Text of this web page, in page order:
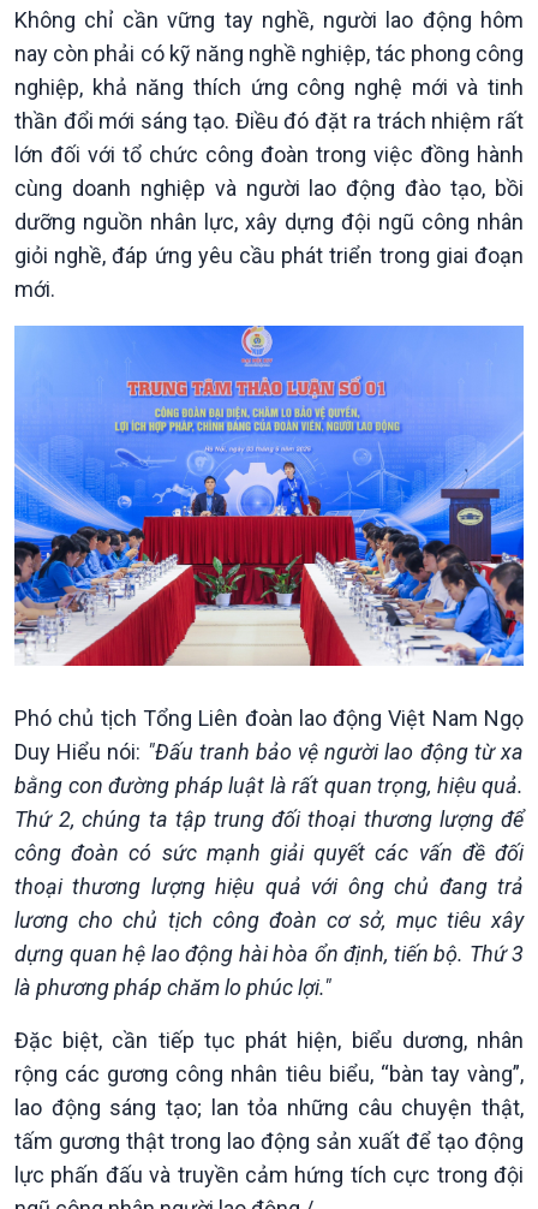
Podcast
Góc nhìn VOV1
Bình luận
10 phút Sự kiện - Luận bàn
Câu chuyện thời sự
Dòng chảy sự kiện
Đối thoại
Diễn đàn chủ nhật
Chuyện đêm
Không chỉ cần vững tay nghề, người lao động hôm
nay còn phải có kỹ năng nghề nghiệp, tác phong công
nghiệp, khả năng thích ứng công nghệ mới và tinh
thần đổi mới sáng tạo. Điều đó đặt ra trách nhiệm rất
lớn đối với tổ chức công đoàn trong việc đồng hành
cùng doanh nghiệp và người lao động đào tạo, bồi
dưỡng nguồn nhân lực, xây dựng đội ngũ công nhân
giỏi nghề, đáp ứng yêu cầu phát triển trong giai đoạn
mới.
Phó chủ tịch Tổng Liên đoàn lao động Việt Nam Ngọ
Duy Hiểu nói: "Đấu tranh bảo vệ người lao động từ xa
bằng con đường pháp luật là rất quan trọng, hiệu quả.
Thứ 2, chúng ta tập trung đối thoại thương lượng để
công đoàn có sức mạnh giải quyết các vấn đề đối
thoại thương lượng hiệu quả với ông chủ đang trả
lương cho chủ tịch công đoàn cơ sở, mục tiêu xây
dựng quan hệ lao động hài hòa ổn định, tiến bộ. Thứ 3
là phương pháp chăm lo phúc lợi."
Đặc biệt, cần tiếp tục phát hiện, biểu dương, nhân
rộng các gương công nhân tiêu biểu, “bàn tay vàng”,
lao động sáng tạo; lan tỏa những câu chuyện thật,
tấm gương thật trong lao động sản xuất để tạo động
lực phấn đấu và truyền cảm hứng tích cực trong đội